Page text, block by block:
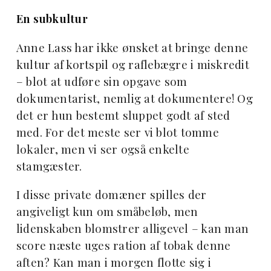
En subkultur
Anne Lass har ikke ønsket at bringe denne
kultur af kortspil og raflebægre i miskredit
– blot at udføre sin opgave som
dokumentarist, nemlig at dokumentere! Og
det er hun bestemt sluppet godt af sted
med. For det meste ser vi blot tomme
lokaler, men vi ser også enkelte
stamgæster.
I disse private domæner spilles der
angiveligt kun om småbeløb, men
lidenskaben blomstrer alligevel – kan man
score næste uges ration af tobak denne
aften? Kan man i morgen flotte sig i